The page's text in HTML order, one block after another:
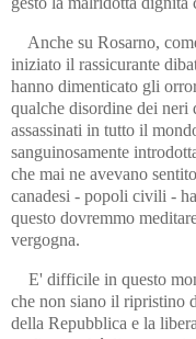
Anche su Rosarno,
iniziato il rassicurante
hanno dimenticato gli
qualche disordine dei
assassinati in tutto il
sanguinosamente
che mai ne avevano
canadesi - popoli civili -
questo dovremmo
vergogna.
E' difficile in questo
che non siano il ripristino
della Repubblica e la